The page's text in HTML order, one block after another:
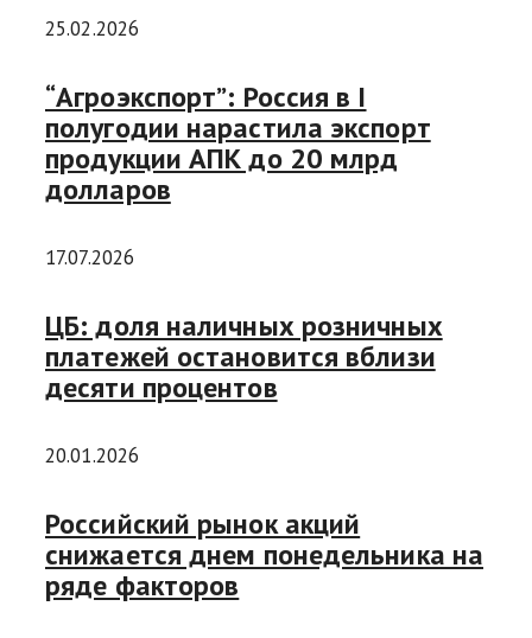
25.02.2026
“Агроэкспорт”: Россия в I
полугодии нарастила экспорт
продукции АПК до 20 млрд
долларов
17.07.2026
ЦБ: доля наличных розничных
платежей остановится вблизи
десяти процентов
20.01.2026
Российский рынок акций
снижается днем понедельника на
ряде факторов